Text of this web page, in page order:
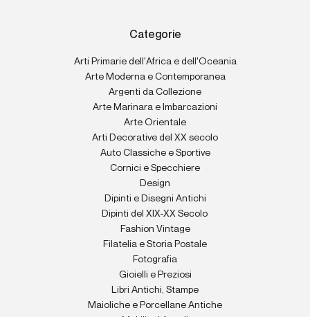
Categorie
Arti Primarie dell'Africa e dell'Oceania
Arte Moderna e Contemporanea
Argenti da Collezione
Arte Marinara e Imbarcazioni
Arte Orientale
Arti Decorative del XX secolo
Auto Classiche e Sportive
Cornici e Specchiere
Design
Dipinti e Disegni Antichi
Dipinti del XIX-XX Secolo
Fashion Vintage
Filatelia e Storia Postale
Fotografia
Gioielli e Preziosi
Libri Antichi, Stampe
Maioliche e Porcellane Antiche